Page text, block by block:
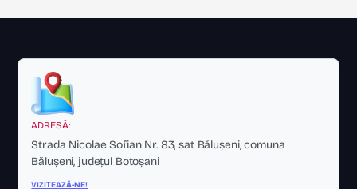
ADRESĂ:
Strada Nicolae Sofian Nr. 83, sat Bălușeni, comuna
Bălușeni, județul Botoșani
VIZITEAZĂ-NE!